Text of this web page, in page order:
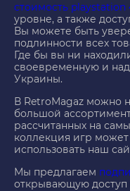
стоимость playstation
уровне, а также
Вы можете быть
подлинности всех
Где бы вы ни
своевременную и
Украины.
В RetroMagaz можно
большой
рассчитанных на
коллекция игр
использовать наш
Мы предлагаем
открывающую доступ